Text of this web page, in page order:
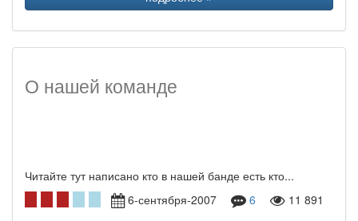
О нашей команде
Читайте тут написано кто в нашей банде есть кто...
6-сентября-2007
6 11 891